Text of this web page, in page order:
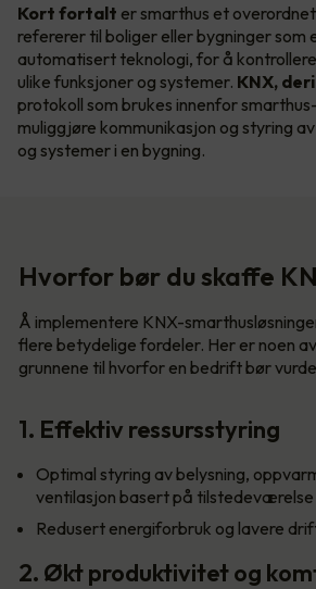
Kort fortalt er smarthus et
refererer til boliger eller bygninger som
automatisert teknologi, for å
ulike funksjoner og systemer. KNX,
protokoll som brukes innenfor
muliggjøre kommunikasjon og styring
og systemer i en bygning.
Hvorfor bør du skaffe
Å implementere KNX-
flere betydelige fordeler. Her er noen
grunnene til hvorfor en bedrift bør
1. Effektiv ressursstyring
Optimal styring av belysning,
ventilasjon basert på tilstedeværelse
Redusert energiforbruk og lavere
2. Økt produktivitet og